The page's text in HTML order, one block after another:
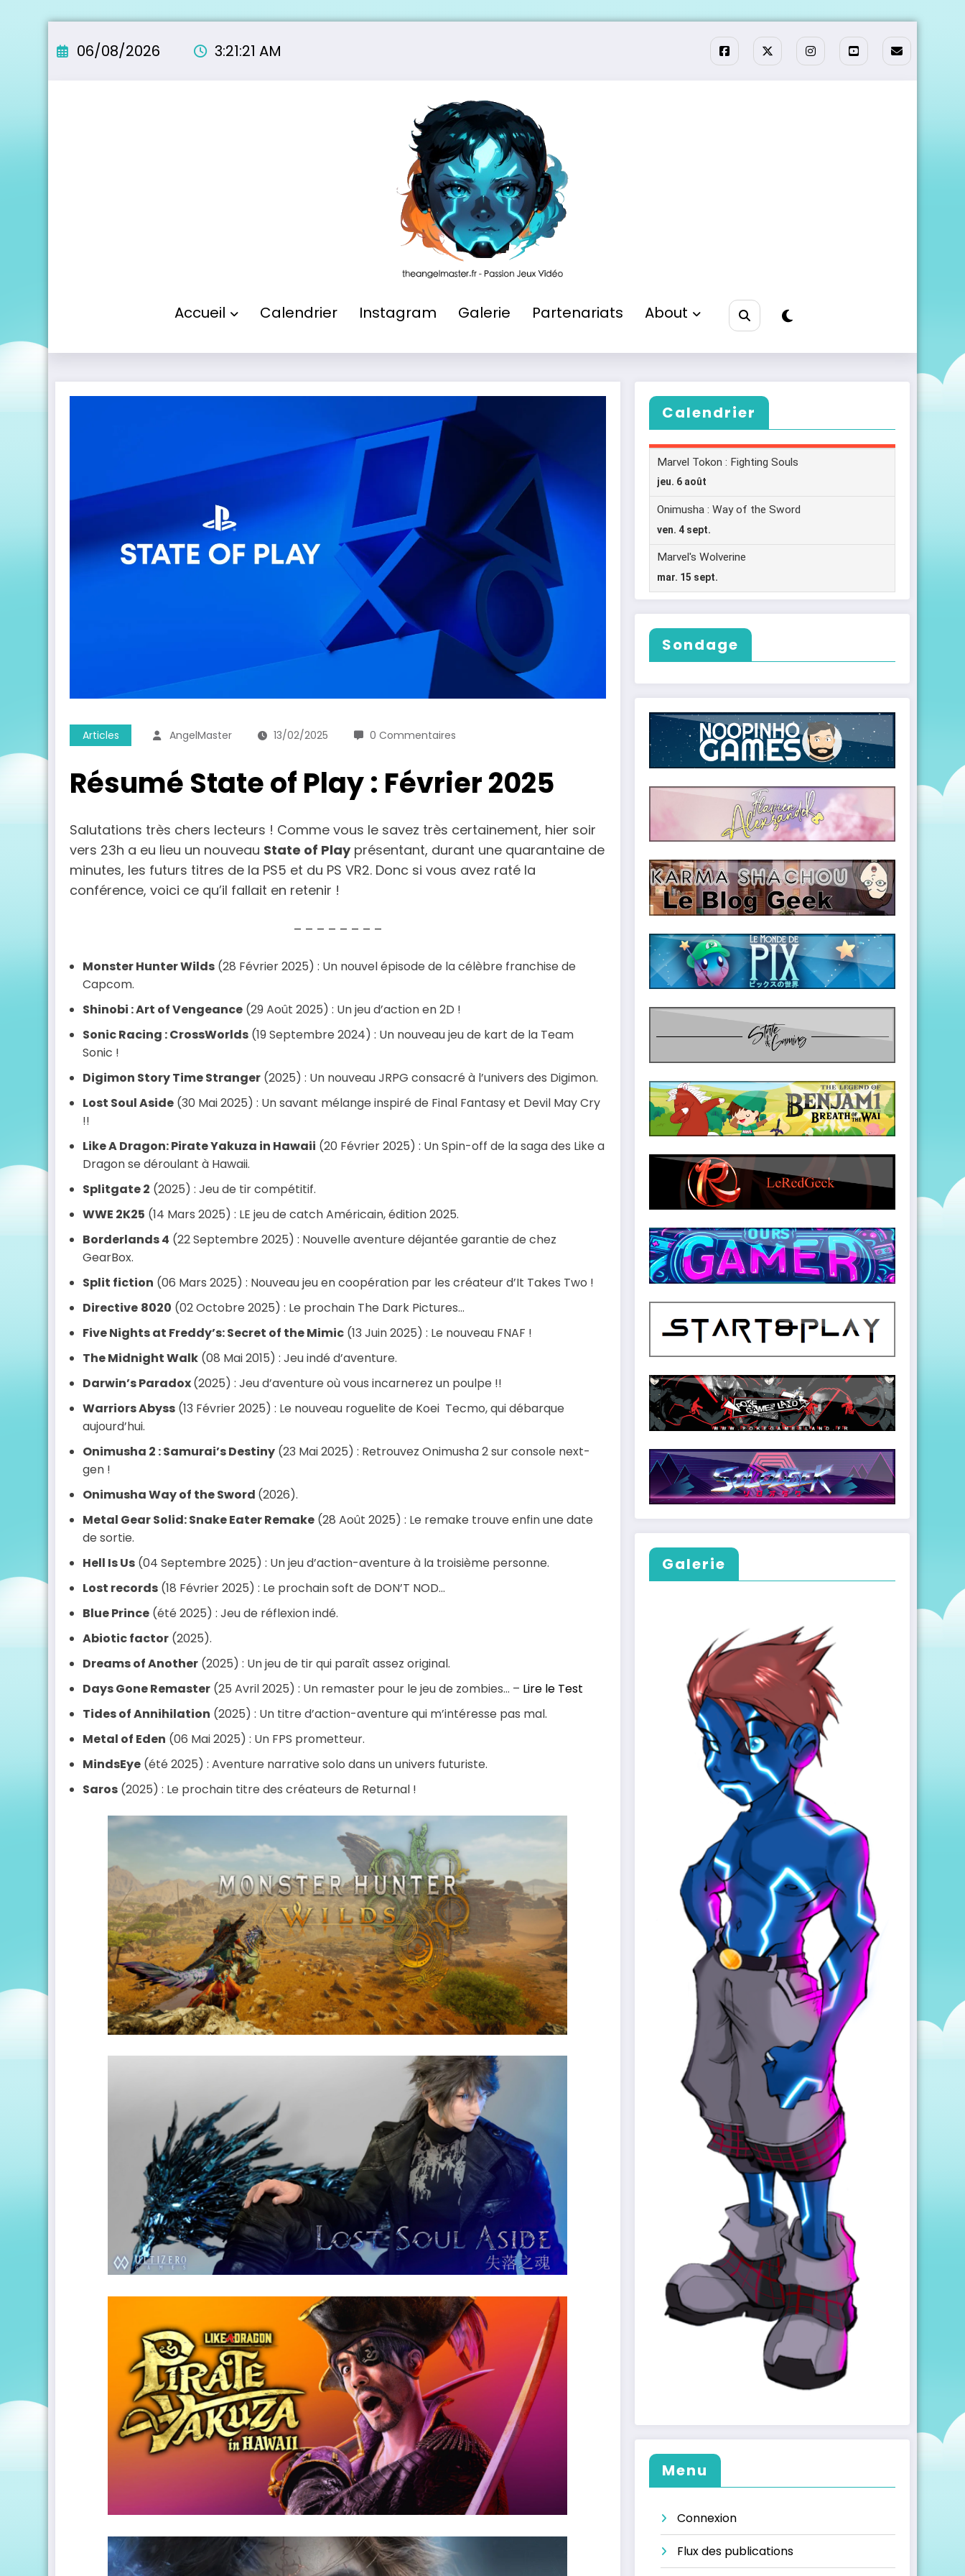
au
06/08/2026 3:21:22 AM
Accueil Calendrier Instagram Galerie Partenariats About
Articles AngelMaster 13/02/2025 0 Commentaires
Résumé State of Play : Février 2025
Salutations très chers lecteurs ! Comme vous le savez très certainement, hier soir
vers 23h a eu lieu un nouveau State of Playprésentant, durant une quarantaine de
minutes, les futurs titres de la PS5 et du PS VR2. Donc si vous avez raté la
conférence, voici ce qu’il fallait en retenir !
– – – – – – – –
Monster Hunter Wilds (28 Février 2025) : Un nouvel épisode de la célèbre franchise de
Capcom.
Shinobi : Art of Vengeance (29 Août 2025) : Un jeu d’action en 2D !
Sonic Racing : CrossWorlds (19 Septembre 2024) : Un nouveau jeu de kart de la Team
Sonic !
Digimon Story Time Stranger (2025) : Un nouveau JRPG consacré à l’univers des Digimon.
Lost Soul Aside (30 Mai 2025) : Un savant mélange inspiré de Final Fantasy et Devil May Cry
!!
Like A Dragon: Pirate Yakuza in Hawaii (20 Février 2025) : Un Spin-off de la saga des Like a
Dragon se déroulant à Hawaii.
Splitgate 2 (2025) : Jeu de tir compétitif.
WWE 2K25 (14 Mars 2025) : LE jeu de catch Américain, édition 2025.
Borderlands 4 (22 Septembre 2025) : Nouvelle aventure déjantée garantie de chez
GearBox.
Split fiction (06 Mars 2025) : Nouveau jeu en coopération par les créateur d’It Takes Two !
Directive 8020 (02 Octobre 2025) : Le prochain The Dark Pictures…
Five Nights at Freddy’s: Secret of the Mimic (13 Juin 2025) : Le nouveau FNAF !
The Midnight Walk (08 Mai 2015) : Jeu indé d’aventure.
Darwin’s Paradox(2025) : Jeu d’aventure où vous incarnerez un poulpe !!
Warriors Abyss (13 Février 2025) : Le nouveau roguelite de Koei Tecmo, qui débarque
aujourd’hui.
Onimusha 2 : Samurai’s Destiny (23 Mai 2025) : Retrouvez Onimusha 2 sur console next-
gen !
Onimusha Way of the Sword (2026).
Metal Gear Solid: Snake Eater Remake (28 Août 2025) : Le remake trouve enfin une date
de sortie.
Hell Is Us (04 Septembre 2025) : Un jeu d’action-aventure à la troisième personne.
Lost records (18 Février 2025) : Le prochain soft de DON’T NOD…
Blue Prince (été 2025) : Jeu de réflexion indé.
Abiotic factor (2025).
Dreams of Another (2025) : Un jeu de tir qui paraît assez original.
Days Gone Remaster (25 Avril 2025) : Un remaster pour le jeu de zombies… – Lire le Test
Tides of Annihilation (2025) : Un titre d’action-aventure qui m’intéresse pas mal.
Metal of Eden (06 Mai 2025) : Un FPS prometteur.
MindsEye (été 2025) : Aventure narrative solo dans un univers futuriste.
Saros (2025) : Le prochain titre des créateurs de Returnal !
Calendrier
Sondage
Galerie
Menu
Connexion
Flux des publications